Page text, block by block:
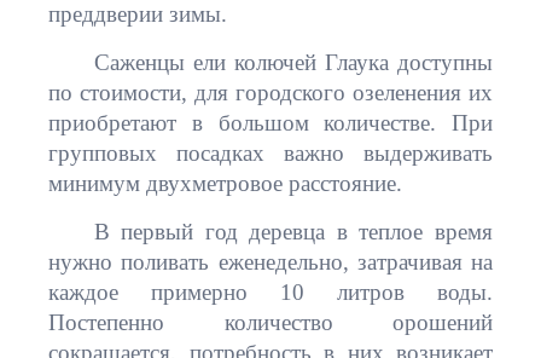
преддверии зимы.
Саженцы ели колючей Глаука доступны
по стоимости, для городского озеленения их
приобретают в большом количестве. При
групповых посадках важно выдерживать
минимум двухметровое расстояние.
В первый год деревца в теплое время
нужно поливать еженедельно, затрачивая на
каждое примерно 10 литров воды.
Постепенно количество орошений